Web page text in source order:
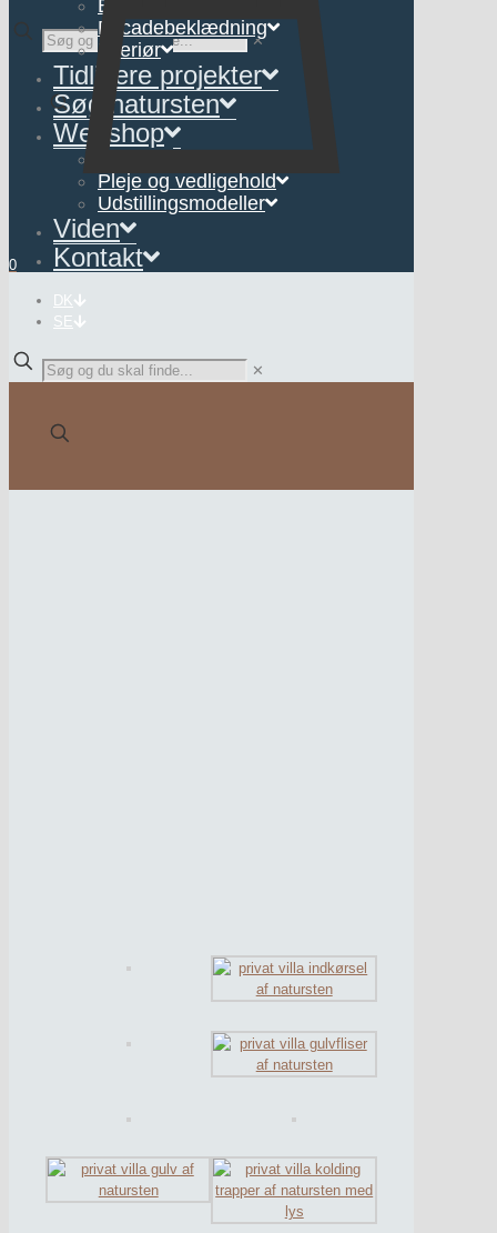
✕
Belægning
Facadebeklædning
Interiør
Tidligere projekter
Søg natursten
Webshop
Pleje og vedligehold
Udstillingsmodeller
Viden
Kontakt
0
DK
SE
✕
Se flere billeder